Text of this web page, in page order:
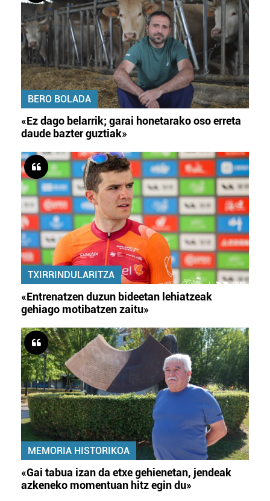
BERO BOLADA
«Ez dago belarrik; garai honetarako oso erreta
daude bazter guztiak»
TXIRRINDULARITZA
«Entrenatzen duzun bideetan lehiatzeak
gehiago motibatzen zaitu»
MEMORIA HISTORIKOA
«Gai tabua izan da etxe gehienetan, jendeak
azkeneko momentuan hitz egin du»